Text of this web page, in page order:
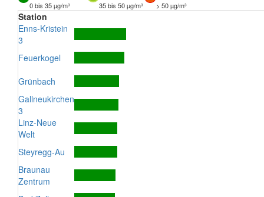
0 bis 35 µg/m³
35 bis 50 µg/m³ > 50 µg/m³
Station
Enns-Kristein
3
Feuerkogel
Grünbach
Gallneukirchen
3
Linz-Neue
Welt
Steyregg-Au
Braunau
Zentrum